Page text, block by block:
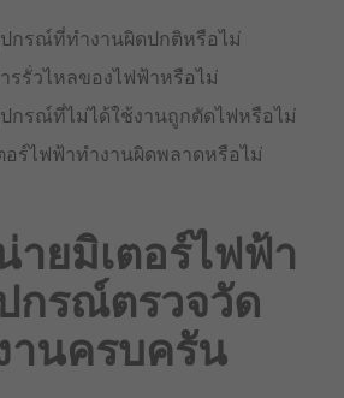
กรณ์ที่ทำงานผิดปกติหรือไม่
รรั่วไหลของไฟฟ้าหรือไม่
กรณ์ที่ไม่ได้ใช้งานถูกตัดไฟหรือไม่
อร์ไฟฟ้าทำงานผิดพลาดหรือไม่
ายมิเตอร์ไฟฟ้า
กรณ์ตรวจวัด
านครบครัน